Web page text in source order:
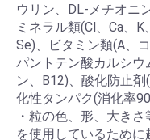
ウリン、DL-メチオニ
ミネラル類(Cl、Ca、K
Se)、ビタミン類(A、
パントテン酸カルシウ
ン、B12)、酸化防止
化性タンパク(消化率
・粒の色、形、大き
を使用しているため